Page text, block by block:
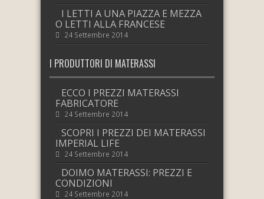
I LETTI A UNA PIAZZA E MEZZA
O LETTI ALLA FRANCESE
24 Settembre 2014
I PRODUTTORI DI MATERASSI
ECCO I PREZZI MATERASSI
FABRICATORE
24 Settembre 2014
SCOPRI I PREZZI DEI MATERASSI
IMPERIAL LIFE
24 Settembre 2014
DOIMO MATERASSI: PREZZI E
CONDIZIONI
24 Settembre 2014